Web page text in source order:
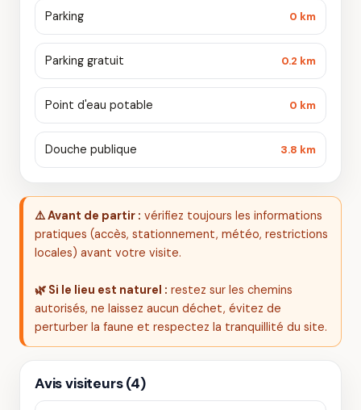
Parking 0 km
Parking gratuit 0.2 km
Point d'eau potable 0 km
Douche publique 3.8 km
⚠️ Avant de partir : vérifiez toujours les informations
pratiques (accès, stationnement, météo, restrictions
locales) avant votre visite.
🌿 Si le lieu est naturel : restez sur les chemins
autorisés, ne laissez aucun déchet, évitez de
perturber la faune et respectez la tranquillité du site.
Avis visiteurs (4)